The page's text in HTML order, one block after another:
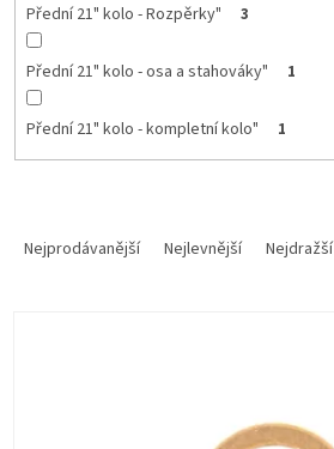
Přední 21" kolo - Rozpěrky" 3
Přední 21" kolo - osa a stahováky" 1
Přední 21" kolo - kompletní kolo" 1
Nejprodávanější Nejlevnější Nejdražší